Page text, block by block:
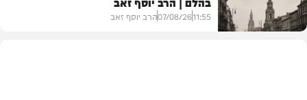
11:55
07/08/26הרב יוסף זאב